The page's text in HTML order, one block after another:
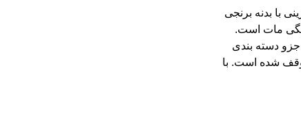
با بدنه برنجی
مات است.
دسته بندی
شده است. با